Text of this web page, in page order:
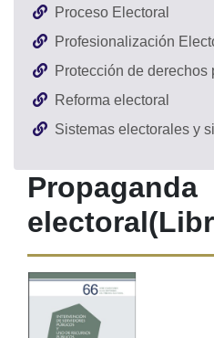
Proceso Electoral
Profesionalización
Protección de
Reforma electoral
Sistemas electorales y
Propaganda
electoral